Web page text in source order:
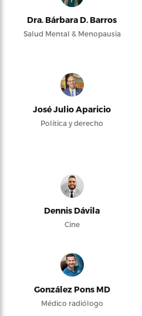
Dra. Bárbara D. Barros
Salud Mental & Menopausia
José Julio Aparicio
Política y derecho
Dennis Dávila
Cine
González Pons MD
Médico radiólogo